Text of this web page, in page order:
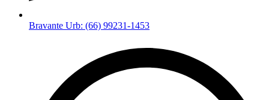
Bravante Urb: (66) 99231-1453